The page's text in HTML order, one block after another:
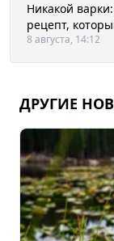
Никакой
рецепт,
8 августа, 14:12
ДРУГИЕ